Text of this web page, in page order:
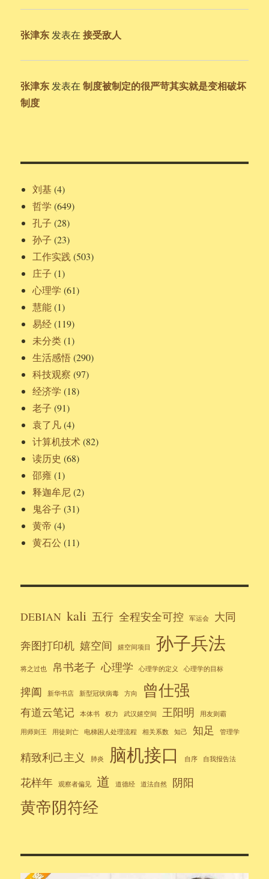
张津东 发表在接受敌人
张津东 发表在制度被制定的很严苛其实就是变相破坏
制度
刘基 (4)
哲学 (649)
孔子 (28)
孙子 (23)
工作实践 (503)
庄子 (1)
心理学 (61)
慧能(1)
易经(119)
未分类(1)
生活感悟(290)
科技观察 (97)
经济学 (18)
老子 (91)
袁了凡(4)
计算机技术(82)
读历史 (68)
邵雍 (1)
释迦牟尼(2)
鬼谷子 (31)
黄帝 (4)
黄石公 (11)
DEBIAN kali 五行 全程安全可控 军运会
大同
奔图打印机 嬉空间 嬉空间项目 孙子兵法
将之过也 帛书老子 心理学 心理学的定义 心理学的目标
捭阖 新华书店 新型冠状病毒 方向 曾仕强
有道云笔记 本体书 权力 武汉嬉空间 王阳明 用友则霸
用师则王 用徒则亡 电梯困人处理流程 相关系数 知己 知足 管理学
精致利己主义 肺炎 脑机接口 自序 自我报告法
花样年 观察者偏见 道 道德经 道法自然 阴阳
黄帝阴符经